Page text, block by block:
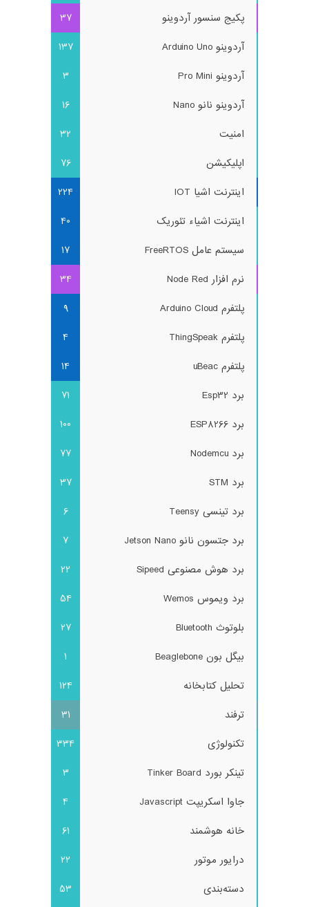
پکیج سنسور آردوینو
37
آردوینو Arduino Uno
137
آردوینو Pro Mini
3
آردوینو نانو Nano
16
امنیت
32
اپلیکیشن
76
اینترنت اشیا IOT
224
اینترنت اشیاء تئوریک
40
سیستم عامل FreeRTOS
17
نرم افزار Node Red
34
پلتفرم Arduino Cloud
9
پلتفرم ThingSpeak
4
پلتفرم uBeac
14
برد Esp32
71
برد ESP8266
100
برد Nodemcu
77
برد STM
37
برد تینسی Teensy
6
برد جتسون نانو Jetson Nano
7
برد هوش مصنوعی Sipeed
22
برد ویموس Wemos
54
بلوتوث Bluetooth
27
بیگل بون Beaglebone
1
تحلیل کتابخانه
124
ترفند
31
تکنولوژی
334
تینکر بورد Tinker Board
3
جاوا اسکریپت Javascript
4
خانه هوشمند
61
درایور موتور
22
دسته‌بندی
53